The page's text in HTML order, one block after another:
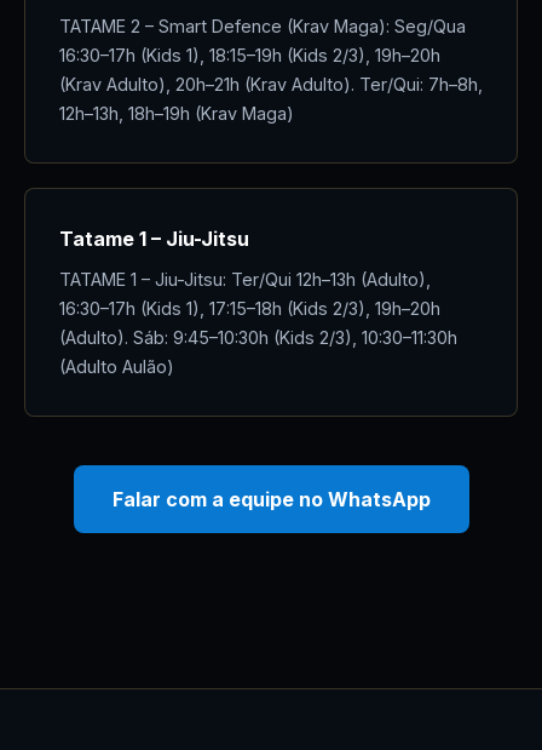
TATAME 2 – Smart Defence (Krav Maga): Seg/Qua
16:30–17h (Kids 1), 18:15–19h (Kids 2/3), 19h–20h
(Krav Adulto), 20h–21h (Krav Adulto). Ter/Qui: 7h–8h,
12h–13h, 18h–19h (Krav Maga)
Tatame 1 – Jiu-Jitsu
TATAME 1 – Jiu-Jitsu: Ter/Qui 12h–13h (Adulto),
16:30–17h (Kids 1), 17:15–18h (Kids 2/3), 19h–20h
(Adulto). Sáb: 9:45–10:30h (Kids 2/3), 10:30–11:30h
(Adulto Aulão)
Falar com a equipe no WhatsApp